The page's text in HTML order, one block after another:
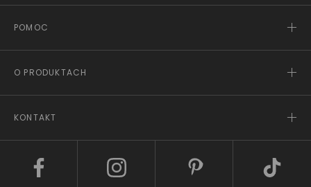
POMOC
O PRODUKTACH
KONTAKT